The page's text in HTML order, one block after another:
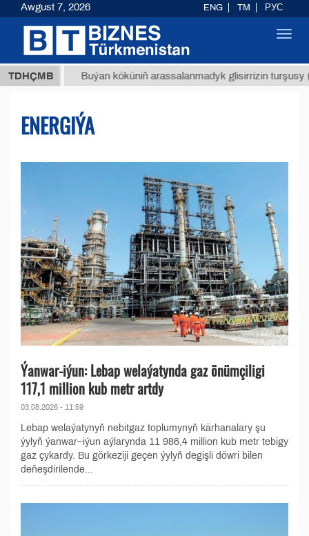
TDHÇMBBuýan köküniň arassalanmadyk glisirrizin turşusy (t.)
ENERGIÝA
Ýanwar-iýun: Lebap welaýatynda gaz önümçiligi
117,1 million kub metr artdy
03.08.2026 - 11:59
Lebap welaýatynyň nebitgaz toplumynyň kärhanalary şu
ýylyň ýanwar–iýun aýlarynda 11 986,4 million kub metr tebigy
gaz çykardy. Bu görkeziji geçen ýylyň degişli döwri bilen
deňeşdirilende...
Awgust 7, 2026 ENG TM РУС